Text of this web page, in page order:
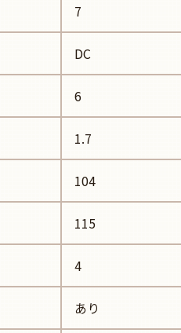
7
DC
6
1.7
104
115
4
あり